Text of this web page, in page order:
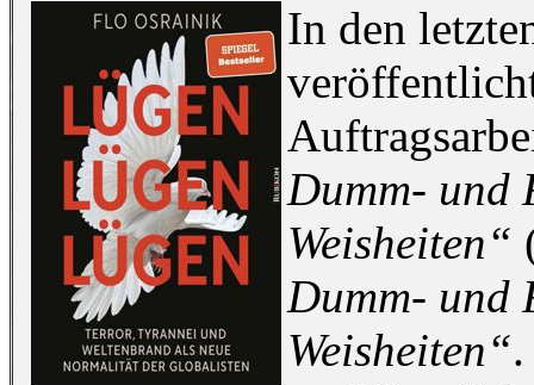
In den
Dumm- und
Weisheiten“
Dumm- und
Weisheiten“